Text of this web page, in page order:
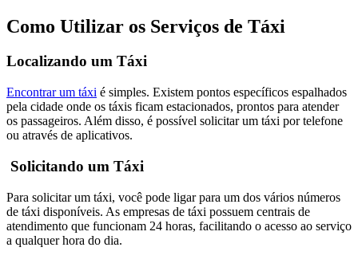
Como Utilizar os Serviços de Táxi
Localizando um Táxi
Encontrar um táxi é simples. Existem pontos específicos espalhados
pela cidade onde os táxis ficam estacionados, prontos para atender
os passageiros. Além disso, é possível solicitar um táxi por telefone
ou através de aplicativos.
Solicitando um Táxi
Para solicitar um táxi, você pode ligar para um dos vários números
de táxi disponíveis. As empresas de táxi possuem centrais de
atendimento que funcionam 24 horas, facilitando o acesso ao serviço
a qualquer hora do dia.